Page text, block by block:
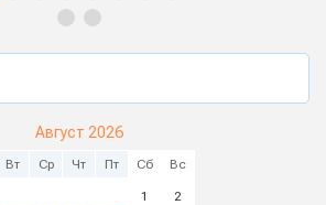
Август 2026
Вт Ср Чт Пт Сб Вс
1
2